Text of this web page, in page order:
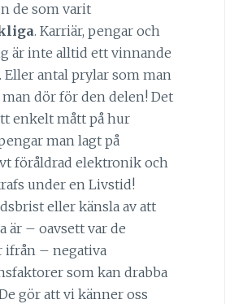
de som varit
. Karriär, pengar och
är inte alltid ett vinnande
Eller antal prylar som man
man dör för den delen! Det
enkelt mått på hur
man lagt på
föråldrad elektronik och
under en Livstid!
eller känsla av att
är – oavsett var de
ifrån – negativa
som kan drabba
gör att vi känner oss